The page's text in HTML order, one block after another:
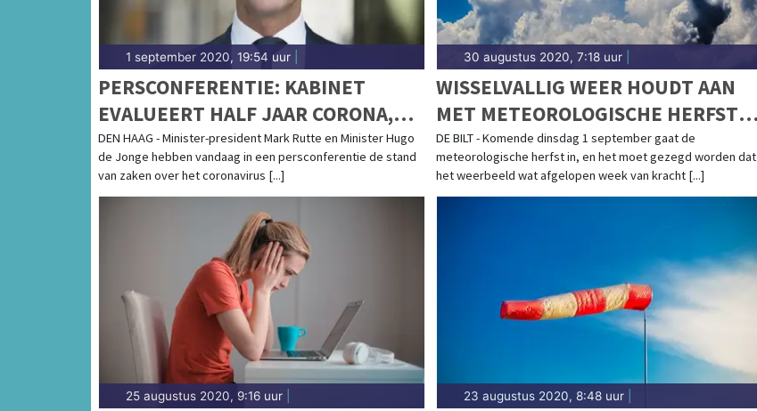
1 september 2020, 19:54 uur
PERSCONFERENTIE: KABINET
EVALUEERT HALF JAAR CORONA,
NAUWELIJKS NIEUWE
MAATREGELEN
DEN HAAG - Minister-president Mark Rutte en Minister Hugo
de Jonge hebben vandaag in een persconferentie de stand
van zaken over het coronavirus [...]
30 augustus 2020, 7:18 uur|
WISSELVALLIG WEER HOUDT AAN
MET METEOROLOGISCHE HERFST
OP KOMST
DE BILT - Komende dinsdag 1 september gaat de
meteorologische herfst in, en het moet gezegd worden dat
het weerbeeld wat afgelopen week van kracht [...]
25 augustus 2020, 9:16 uur 23 augustus 2020, 8:48 uur|